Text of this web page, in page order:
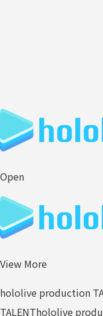
Open
View More
hololive production
TALENThololive